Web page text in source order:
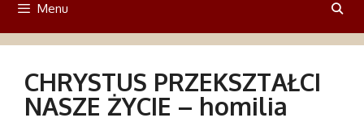
Menu
CHRYSTUS PRZEKSZTAŁCI
NASZE ŻYCIE – homilia